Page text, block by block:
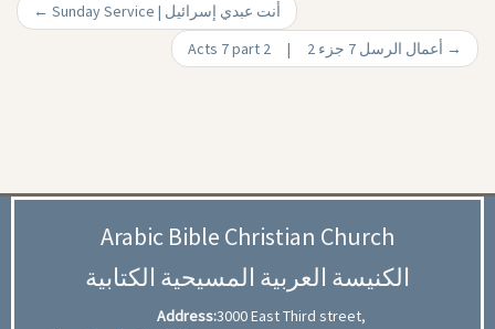
←
Sunday Service | أنت عبدي إسرائيل
→
Arabic Bible Christian Church
الكنيسة العربية المسيحية الكتابية
Address:3000 East Third street,